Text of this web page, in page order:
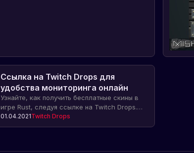
Ссылка на Twitch Drops для
удобства мониторинга онлайн
Узнайте, как получить бесплатные скины в
игре Rust, следуя ссылке на Twitch Drops.
Мониторьте раздачи скинов на Twitch и не
пропускайте возможность получить редкие
01.04.2021Twitch Drops